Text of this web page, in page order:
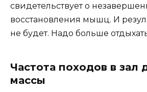
свидетельствует о
восстановления мышц. И
не будет. Надо больше
Частота походов в зал
массы